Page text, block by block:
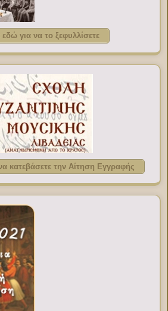
εδώ για να το ξεφυλλίσετε
κατεβάσετε την Αίτηση Εγγραφής